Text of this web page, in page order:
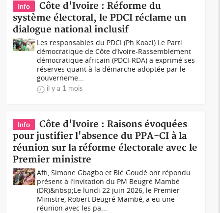
Info
Côte d'Ivoire : Réforme du
système électoral, le PDCI réclame un
dialogue national inclusif
Les responsables du PDCI (Ph Koaci) Le Parti
démocratique de Côte d’Ivoire-Rassemblement
démocratique africain (PDCI-RDA) a exprimé ses
réserves quant à la démarche adoptée par le
gouverneme...
il y a 1 mois
Info
Côte d'Ivoire : Raisons évoquées
pour justifier l'absence du PPA-CI à la
réunion sur la réforme électorale avec le
Premier ministre
Affi, Simone Gbagbo et Blé Goudé ont répondu
présent à l’invitation du PM Beugré Mambé
(DR)&nbsp;Le lundi 22 juin 2026, le Premier
Ministre, Robert Beugré Mambé, a eu une
réunion avec les pa...